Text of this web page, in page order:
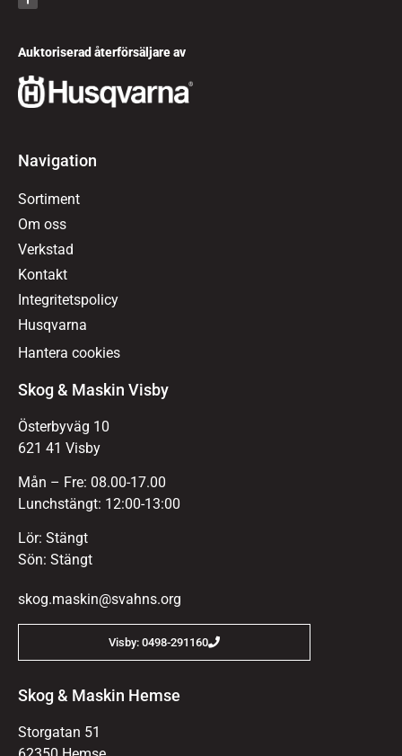
Auktoriserad återförsäljare av
Navigation
Sortiment
Om oss
Verkstad
Kontakt
Integritetspolicy
Husqvarna
Hantera cookies
Skog & Maskin Visby
Österbyväg 10
621 41 Visby
Mån – Fre: 08.00-17.00
Lunchstängt: 12:00-13:00
Lör: Stängt
Sön: Stängt
skog.maskin@svahns.org
Visby: 0498-291160
Skog & Maskin Hemse
Storgatan 51